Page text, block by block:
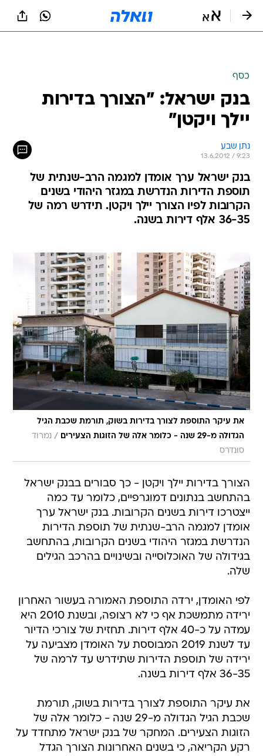
כסף
בנק ישראל: "הצורך בדירות
יילך ויקטן"
נתן שבע
13.6.2012 / 9:23
בנק ישראל ערך אומדן למגמה הרב-שנתית של
תוספת הדירות הנדרשת במגזר היהודי בשנים
הקרובות לפיו הצורך יילך ויקטן. תידרש רמה של
36-35 אלף דירות בשנה.
את עיקר התוספת לצורך בדירות בשוק, תורמת שכבת הגיל
הגדולה מ-29 שנה - כלומר אלה של הזוגות הצעירים
/ נמרוד
סונדרס
הצורך בדירות יילך ויקטן - כך סבורים בבנק ישראל
בהתחשב בנתונים דמוגרפיים, כלומר עד כמה
ייצטרכו דירות בשנים הקרובות. בנק ישראל ערך
אומדן למגמה הרב-שנתית של תוספת הדירות
הנדרשת במגזר היהודי בשנים הקרובות, בהתחשב
בגידולה של האוכלוסייה ובשינויים בהרכב הגילים
שלה.
לפי האומדן, ירדה התוספת האמורה בעשור האחרון
ירידה מתמשכת אף כי לא רצופה, ובשנת 2010 היא
עמדה על כ-40 אלף דירות. תחזית של צורכי הדיור
עד לשנת 2019 המבוססת על האומדן מצביעה על
ירידה של תוספת הדירות שתידרש עד לרמה של
36-35 אלף דירות בשנה.
את עיקר התוספת לצורך בדירות בשוק, תורמת
שכבת הגיל הגדולה מ-29 שנה - כלומר אלה של
הזוגות הצעירים. המחקר של בנק ישראל מתחדד על
רקע הקריאה, כי בשנים האחרונות הצורך הגדל